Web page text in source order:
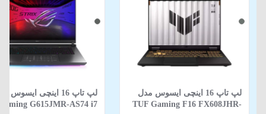
لپ تاپ 16 اینچی ایسوس مدل
TUF Gaming F16 FX608JHR-
لپ‌ تاپ 16 اینچی ایسوس
G615JMR-AS74 i7